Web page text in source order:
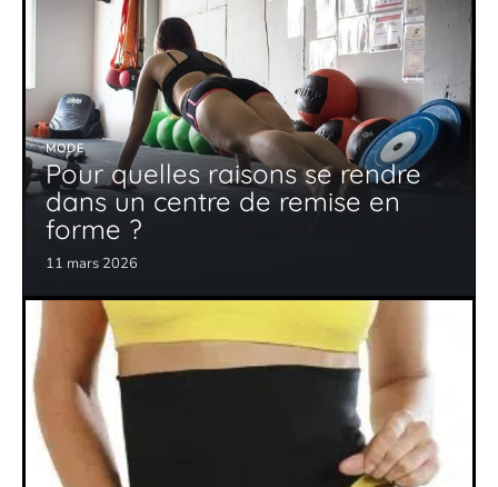
MODE
Pour quelles raisons se rendre
dans un centre de remise en
forme ?
11 mars 2026